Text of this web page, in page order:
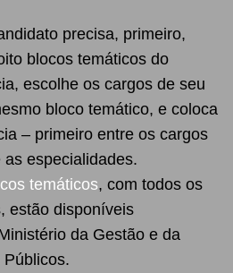
precisa, primeiro,
blocos temáticos do
escolhe os cargos de seu
bloco temático, e coloca
– primeiro entre os cargos
especialidades.
temáticos, com todos os
estão disponíveis
da Gestão e da